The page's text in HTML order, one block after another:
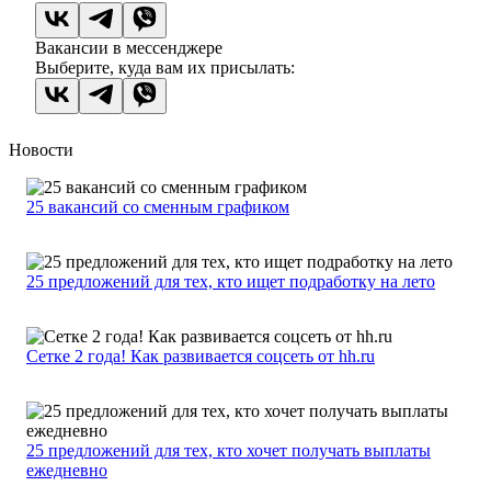
Вакансии в мессенджере
Выберите, куда вам их присылать:
Новости
25 вакансий со сменным графиком
25 предложений для тех, кто ищет подработку на лето
Сетке 2 года! Как развивается соцсеть от hh.ru
25 предложений для тех, кто хочет получать выплаты
ежедневно